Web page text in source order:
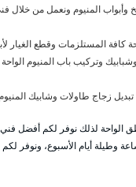
وأبواب المنيوم ونعمل من خلال
كافة المستلزمات وقطع الغيار
وتركيب باب المنيوم الواحة
زجاج طاولات وشابيك
الواحة لذلك نوفر لكم أفضل
يعمل على مدار 24 ساعة وطيلة أيام